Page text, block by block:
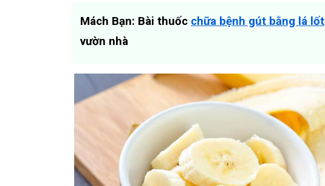
Mách Bạn: Bài thuốc chữa bệnh gút bằng lá lốt
vườn nhà